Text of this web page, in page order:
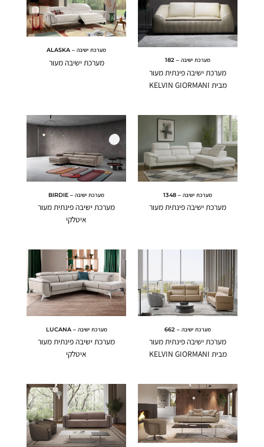
מערכת ישיבה – 182
מערכת ישיבה פינתית מעור
מבית KELVIN GIORMANI
מערכת ישיבה – ALASKA
מערכת ישיבה מעור
מערכת ישיבה – 1348
מערכת ישיבה פינתית מעור
מערכת ישיבה – BIRDIE
מערכת ישיבה פינתית מעור
איטלקי
מערכת ישיבה – 662
מערכת ישיבה פינתית מעור
מבית KELVIN GIORMANI
מערכת ישיבה – LUCANA
מערכת ישיבה פינתית מעור
איטלקי